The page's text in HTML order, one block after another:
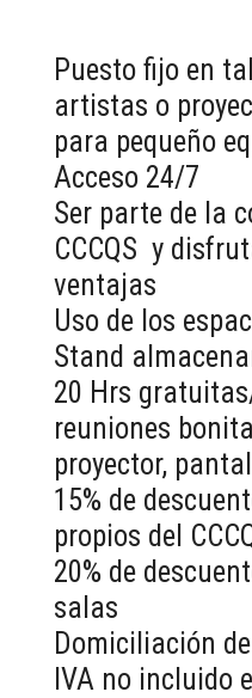
Puesto fijo en
artistas o
para pequeño
Acceso 24/7
Ser parte de la
CCCQS y
ventajas
Uso de los
Stand
20 Hrs
reuniones
proyector,
15% de
propios del
20% de
salas
Domiciliación
IVA no incluido